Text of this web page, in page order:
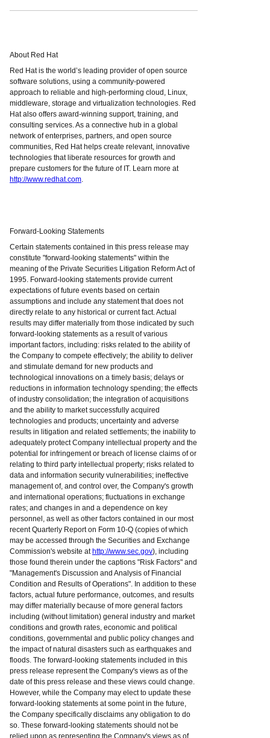
About Red Hat
Red Hat is the world’s leading provider of open source
software solutions, using a community-powered
approach to reliable and high-performing cloud, Linux,
middleware, storage and virtualization technologies. Red
Hat also offers award-winning support, training, and
consulting services. As a connective hub in a global
network of enterprises, partners, and open source
communities, Red Hat helps create relevant, innovative
technologies that liberate resources for growth and
prepare customers for the future of IT. Learn more at
http://www.redhat.com.
Forward-Looking Statements
Certain statements contained in this press release may
constitute "forward-looking statements" within the
meaning of the Private Securities Litigation Reform Act of
1995. Forward-looking statements provide current
expectations of future events based on certain
assumptions and include any statement that does not
directly relate to any historical or current fact. Actual
results may differ materially from those indicated by such
forward-looking statements as a result of various
important factors, including: risks related to the ability of
the Company to compete effectively; the ability to deliver
and stimulate demand for new products and
technological innovations on a timely basis; delays or
reductions in information technology spending; the effects
of industry consolidation; the integration of acquisitions
and the ability to market successfully acquired
technologies and products; uncertainty and adverse
results in litigation and related settlements; the inability to
adequately protect Company intellectual property and the
potential for infringement or breach of license claims of or
relating to third party intellectual property; risks related to
data and information security vulnerabilities; ineffective
management of, and control over, the Company's growth
and international operations; fluctuations in exchange
rates; and changes in and a dependence on key
personnel, as well as other factors contained in our most
recent Quarterly Report on Form 10-Q (copies of which
may be accessed through the Securities and Exchange
Commission's website at http://www.sec.gov), including
those found therein under the captions "Risk Factors" and
"Management's Discussion and Analysis of Financial
Condition and Results of Operations". In addition to these
factors, actual future performance, outcomes, and results
may differ materially because of more general factors
including (without limitation) general industry and market
conditions and growth rates, economic and political
conditions, governmental and public policy changes and
the impact of natural disasters such as earthquakes and
floods. The forward-looking statements included in this
press release represent the Company's views as of the
date of this press release and these views could change.
However, while the Company may elect to update these
forward-looking statements at some point in the future,
the Company specifically disclaims any obligation to do
so. These forward-looking statements should not be
relied upon as representing the Company's views as of